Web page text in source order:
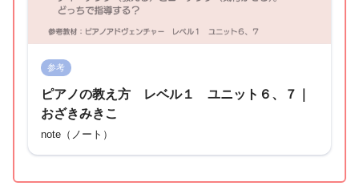
参考
ピアノの教え方 レベル１ ユニット６、７｜
おざきみきこ
note（ノート）